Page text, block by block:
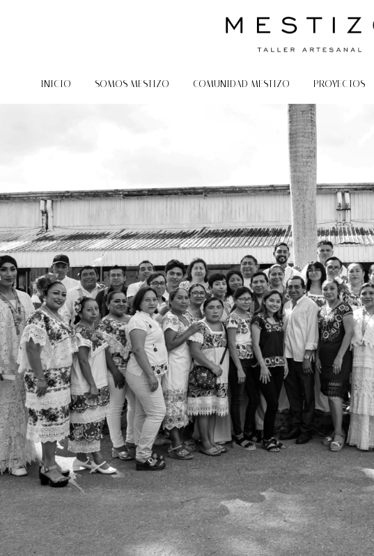
INICIO SOMOS MESTIZO COMUNIDAD MESTIZO PROYECTOS